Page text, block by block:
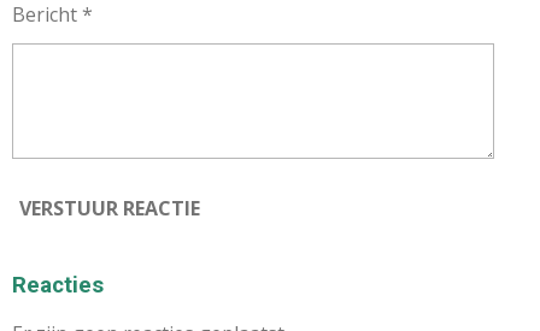
Bericht *
VERSTUUR REACTIE
Reacties